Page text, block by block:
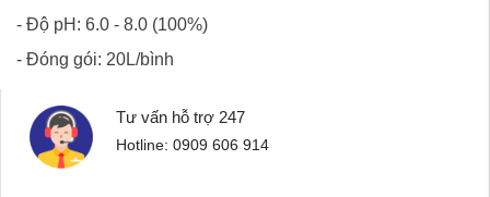
- Độ pH: 6.0 - 8.0 (100%)
- Đóng gói: 20L/bình
Tư vấn hỗ trợ 247
Hotline: 0909 606 914